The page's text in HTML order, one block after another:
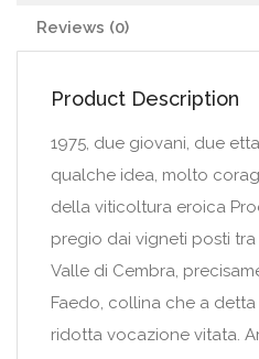
Reviews (0)
Product Description
1975, due giovani, due
qualche idea, molto
della viticoltura eroica
pregio dai vigneti posti tra
Valle di Cembra,
Faedo, collina che a
ridotta vocazione vitata.